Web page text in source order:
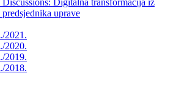
Digitalna transformacija iz
uprave
2021.
2020.
2019.
2018.